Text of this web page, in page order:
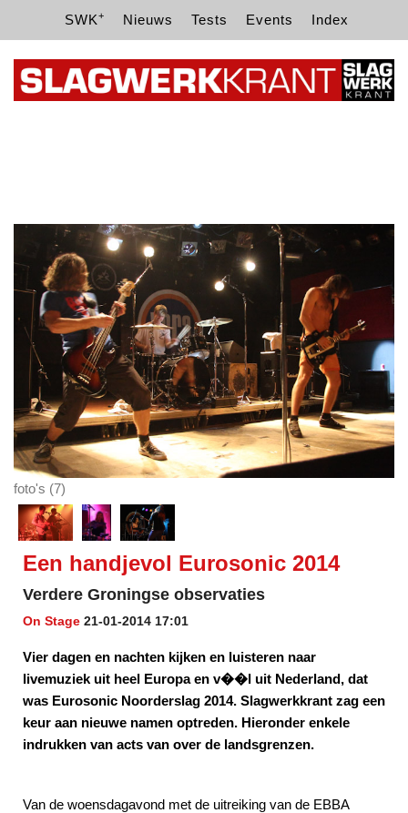
SWK+ Nieuws Tests Events Index
foto's (7)
Een handjevol Eurosonic 2014
Verdere Groningse observaties
On Stage 21-01-2014 17:01
Vier dagen en nachten kijken en luisteren naar
livemuziek uit heel Europa en v��l uit Nederland, dat
was Eurosonic Noorderslag 2014. Slagwerkkrant zag een
keur aan nieuwe namen optreden. Hieronder enkele
indrukken van acts van over de landsgrenzen.
Van de woensdagavond met de uitreiking van de EBBA